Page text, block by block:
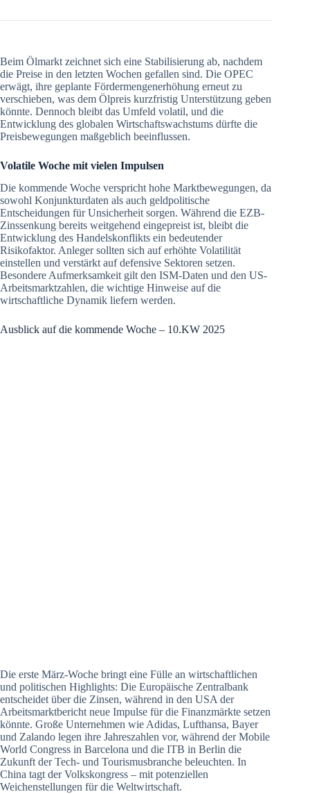
Beim Ölmarkt zeichnet sich eine Stabilisierung ab, nachdem
die Preise in den letzten Wochen gefallen sind. Die OPEC
erwägt, ihre geplante Fördermengenerhöhung erneut zu
verschieben, was dem Ölpreis kurzfristig Unterstützung geben
könnte. Dennoch bleibt das Umfeld volatil, und die
Entwicklung des globalen Wirtschaftswachstums dürfte die
Preisbewegungen maßgeblich beeinflussen.
Volatile Woche mit vielen Impulsen
Die kommende Woche verspricht hohe Marktbewegungen, da
sowohl Konjunkturdaten als auch geldpolitische
Entscheidungen für Unsicherheit sorgen. Während die EZB-
Zinssenkung bereits weitgehend eingepreist ist, bleibt die
Entwicklung des Handelskonflikts ein bedeutender
Risikofaktor. Anleger sollten sich auf erhöhte Volatilität
einstellen und verstärkt auf defensive Sektoren setzen.
Besondere Aufmerksamkeit gilt den ISM-Daten und den US-
Arbeitsmarktzahlen, die wichtige Hinweise auf die
wirtschaftliche Dynamik liefern werden.
Ausblick auf die kommende Woche – 10.KW 2025
Die erste März-Woche bringt eine Fülle an wirtschaftlichen
und politischen Highlights: Die Europäische Zentralbank
entscheidet über die Zinsen, während in den USA der
Arbeitsmarktbericht neue Impulse für die Finanzmärkte setzen
könnte. Große Unternehmen wie Adidas, Lufthansa, Bayer
und Zalando legen ihre Jahreszahlen vor, während der Mobile
World Congress in Barcelona und die ITB in Berlin die
Zukunft der Tech- und Tourismusbranche beleuchten. In
China tagt der Volkskongress – mit potenziellen
Weichenstellungen für die Weltwirtschaft.